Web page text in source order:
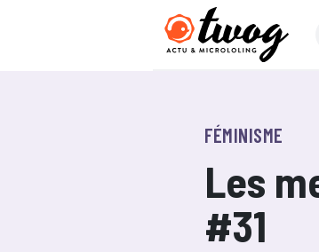
FÉMINISME
Les
#31